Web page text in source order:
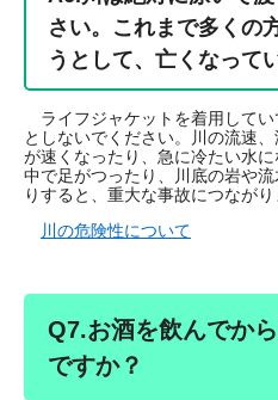
さい。これまで多くの
うとして、亡くなって
ライフジャケットを着用してい
としないでください。川の流速
が速くなったり、急に冷たい水
中で足がつったり、川底の岩や
りすると、重大な事故につながり
川の危険性について
Q7.お酒を飲んでか
ですか？